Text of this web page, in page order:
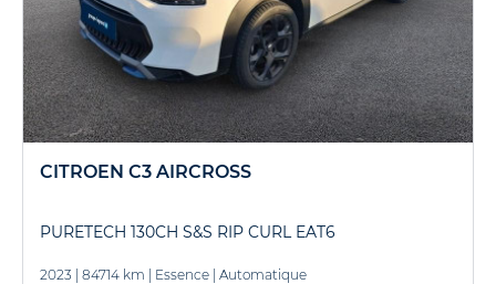
CITROEN C3 AIRCROSS
PURETECH 130CH S&S RIP CURL EAT6
2023 | 84714 km | Essence | Automatique